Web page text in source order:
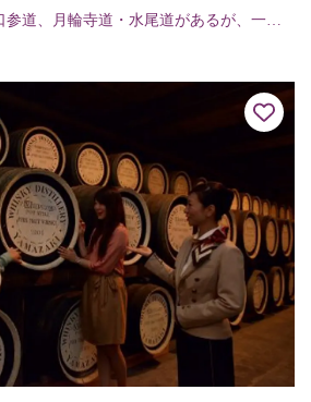
道、月輪寺道・水尾道があるが、一般